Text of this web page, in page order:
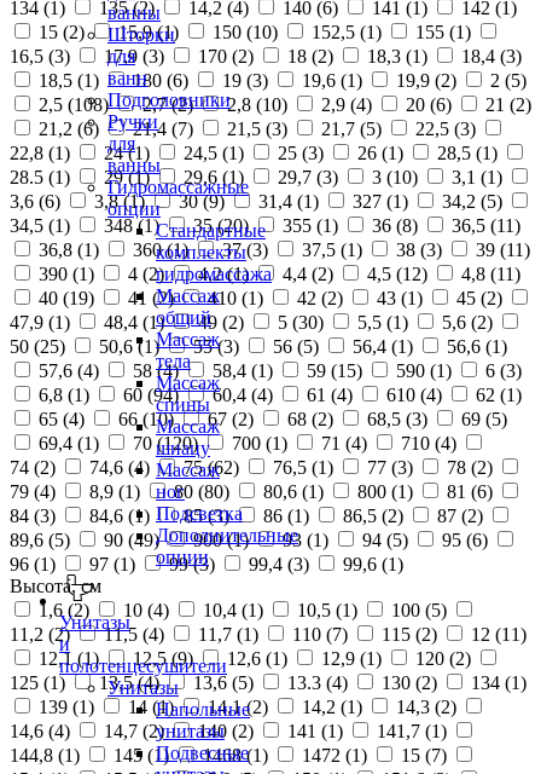
ванны
Шторки
для
ванн
Подголовники
Ручки
для
ванны
Гидромассажные
опции
Стандартные
комплекты
гидромассажа
Массаж
общий
Массаж
тела
Массаж
спины
Массаж
шиацу
Массаж
ног
Подсветка
Дополнительные
опции
Унитазы
и
полотенцесушители
Унитазы
Напольные
унитазы
Подвесные
134 (1) 135 (2) 14,2 (4) 140 (6) 141 (1) 142 (1)
15 (2) 15,9 (1) 150 (10) 152,5 (1) 155 (1)
16,5 (3) 17,9 (3) 170 (2) 18 (2) 18,3 (1) 18,4 (3)
18,5 (1) 180 (6) 19 (3) 19,6 (1) 19,9 (2) 2 (5)
2,5 (108) 2,7 (2) 2,8 (10) 2,9 (4) 20 (6) 21 (2)
21,2 (6) 21,4 (7) 21,5 (3) 21,7 (5) 22,5 (3)
22,8 (1) 24 (1) 24,5 (1) 25 (3) 26 (1) 28,5 (1)
28.5 (1) 29 (1) 29,6 (1) 29,7 (3) 3 (10) 3,1 (1)
3,6 (6) 3,8 (1) 30 (9) 31,4 (1) 327 (1) 34,2 (5)
34,5 (1) 348 (1) 35 (20) 355 (1) 36 (8) 36,5 (11)
36,8 (1) 360 (1) 37 (3) 37,5 (1) 38 (3) 39 (11)
390 (1) 4 (2) 4,2 (1) 4,4 (2) 4,5 (12) 4,8 (11)
40 (19) 41 (2) 410 (1) 42 (2) 43 (1) 45 (2)
47,9 (1) 48,4 (1) 49 (2) 5 (30) 5,5 (1) 5,6 (2)
50 (25) 50,6 (1) 55 (3) 56 (5) 56,4 (1) 56,6 (1)
57,6 (4) 58 (4) 58,4 (1) 59 (15) 590 (1) 6 (3)
6,8 (1) 60 (94) 60,4 (4) 61 (4) 610 (4) 62 (1)
65 (4) 66 (10) 67 (2) 68 (2) 68,5 (3) 69 (5)
69,4 (1) 70 (120) 700 (1) 71 (4) 710 (4)
74 (2) 74,6 (4) 75 (62) 76,5 (1) 77 (3) 78 (2)
79 (4) 8,9 (1) 80 (80) 80,6 (1) 800 (1) 81 (6)
84 (3) 84,6 (1) 85 (3) 86 (1) 86,5 (2) 87 (2)
89,6 (5) 90 (49) 900 (1) 93 (1) 94 (5) 95 (6)
96 (1) 97 (1) 99 (3) 99,4 (3) 99,6 (1)
Высота, см
1,6 (2) 10 (4) 10,4 (1) 10,5 (1) 100 (5)
11,2 (2) 11,5 (4) 11,7 (1) 110 (7) 115 (2) 12 (11)
12,1 (1) 12,5 (9) 12,6 (1) 12,9 (1) 120 (2)
125 (1) 13,5 (4) 13,6 (5) 13.3 (4) 130 (2) 134 (1)
139 (1) 14 (1) 14,1 (2) 14,2 (1) 14,3 (2)
14,6 (4) 14,7 (2) 140 (2) 141 (1) 141,7 (1)
144,8 (1) 145 (1) 1468 (1) 1472 (1) 15 (7)